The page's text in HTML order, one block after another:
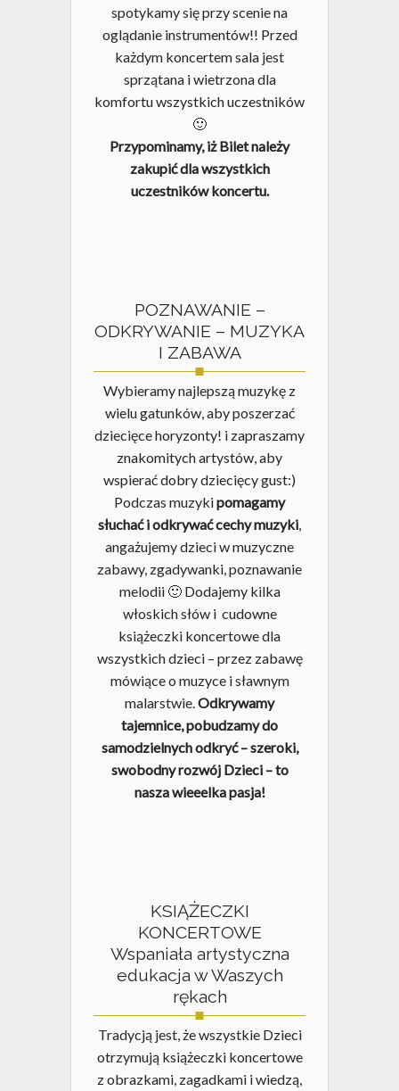
Brak produktów w koszyku.
Go To Shop
spotykamy się przy scenie na
oglądanie instrumentów!! Przed
każdym koncertem sala jest
sprzątana i wietrzona dla
komfortu wszystkich uczestników
🙂
Przypominamy, iż Bilet należy
zakupić dla wszystkich
uczestników koncertu.
POZNAWANIE –
ODKRYWANIE – MUZYKA
I ZABAWA
Wybieramy najlepszą muzykę z
wielu gatunków, aby poszerzać
dziecięce horyzonty! i zapraszamy
znakomitych artystów, aby
wspierać dobry dziecięcy gust:)
Podczas muzykipomagamy
słuchać i odkrywać cechy muzyki,
angażujemy dzieci w muzyczne
zabawy, zgadywanki, poznawanie
melodii 🙂 Dodajemy kilka
włoskich słów i cudowne
książeczki koncertowe dla
wszystkich dzieci – przez zabawę
mówiące o muzyce i sławnym
malarstwie.Odkrywamy
tajemnice, pobudzamy do
samodzielnych odkryć – szeroki,
swobodny rozwój Dzieci – to
nasza wieeelka pasja!
KSIĄŻECZKI
KONCERTOWE
Wspaniała artystyczna
edukacja w Waszych
rękach
Tradycją jest, że wszystkie Dzieci
otrzymują książeczki koncertowe
z obrazkami, zagadkami i wiedzą,